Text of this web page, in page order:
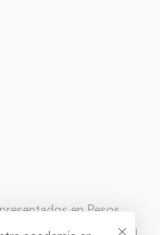
en Pesos
Puedes solicitar tu